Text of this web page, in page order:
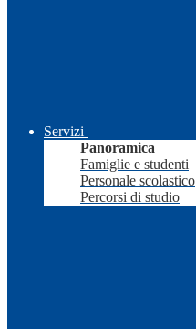
Servizi
Panoramica
Famiglie e studenti
Personale scolastico
Percorsi di studio